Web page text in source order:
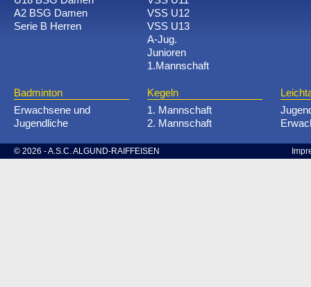
A2 BSG Damen
Serie B Herren
VSS U12
VSS U13
A-Jug.
Junioren
1.Mannschaft
Badminton
Erwachsene und
Jugendliche
Kegeln
1. Mannschaft
2. Mannschaft
© 2026 - A.S.C. ALGUND-RAIFFEISEN